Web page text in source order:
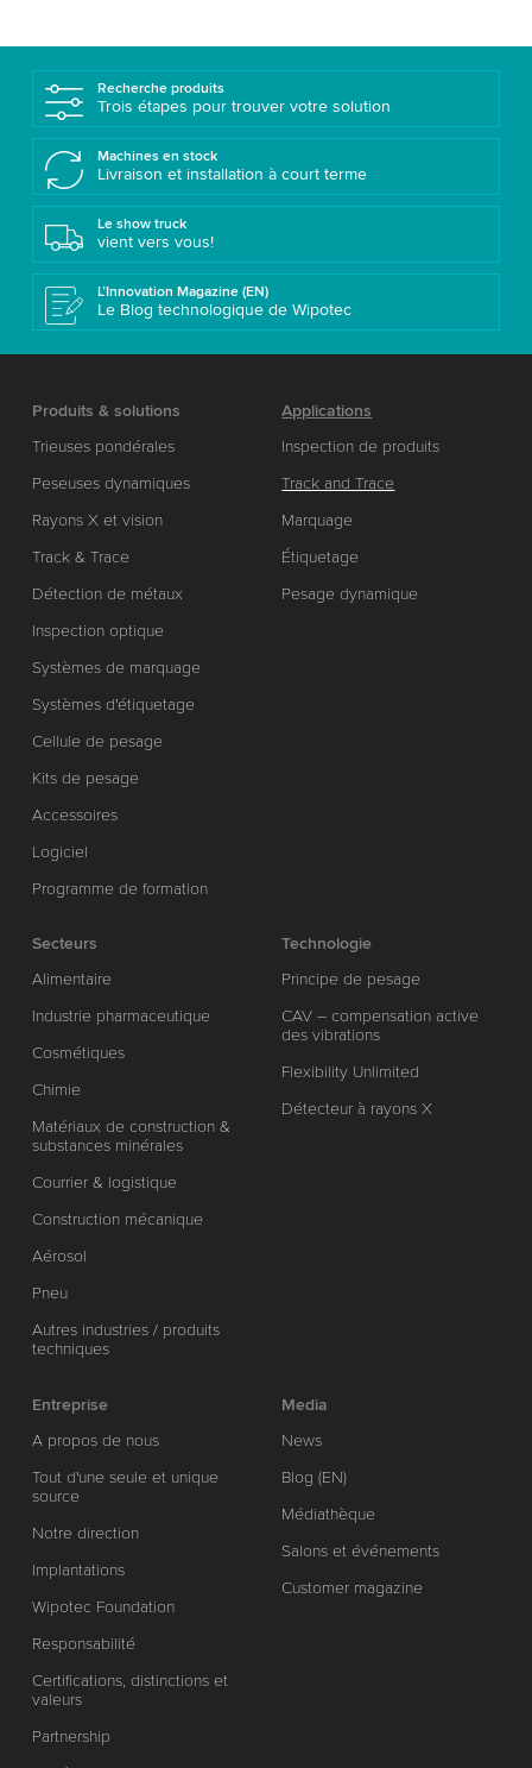
Recherche produits
Trois étapes pour trouver votre solution
Machines en stock
Livraison et installation à court terme
Le show truck
vient vers vous!
L’Innovation Magazine (EN)
Le Blog technologique de Wipotec
Produits & solutions
Trieuses pondérales
Peseuses dynamiques
Rayons X et vision
Track & Trace
Détection de métaux
Inspection optique
Systèmes de marquage
Systèmes d'étiquetage
Cellule de pesage
Kits de pesage
Accessoires
Logiciel
Programme de formation
Applications
Inspection de produits
Track and Trace
Marquage
Étiquetage
Pesage dynamique
Secteurs
Alimentaire
Industrie pharmaceutique
Cosmétiques
Chimie
Matériaux de construction &
substances minérales
Courrier & logistique
Construction mécanique
Aérosol
Pneu
Autres industries / produits
techniques
Technologie
Principe de pesage
CAV – compensation active
des vibrations
Flexibility Unlimited
Détecteur à rayons X
Entreprise
A propos de nous
Tout d'une seule et unique
source
Notre direction
Implantations
Wipotec Foundation
Responsabilité
Certifications, distinctions et
valeurs
Partnership
Media
News
Blog (EN)
Médiathèque
Salons et événements
Customer magazine